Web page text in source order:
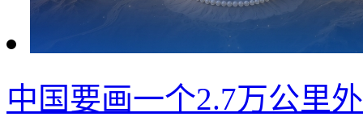
中国要画一个2.7万公里